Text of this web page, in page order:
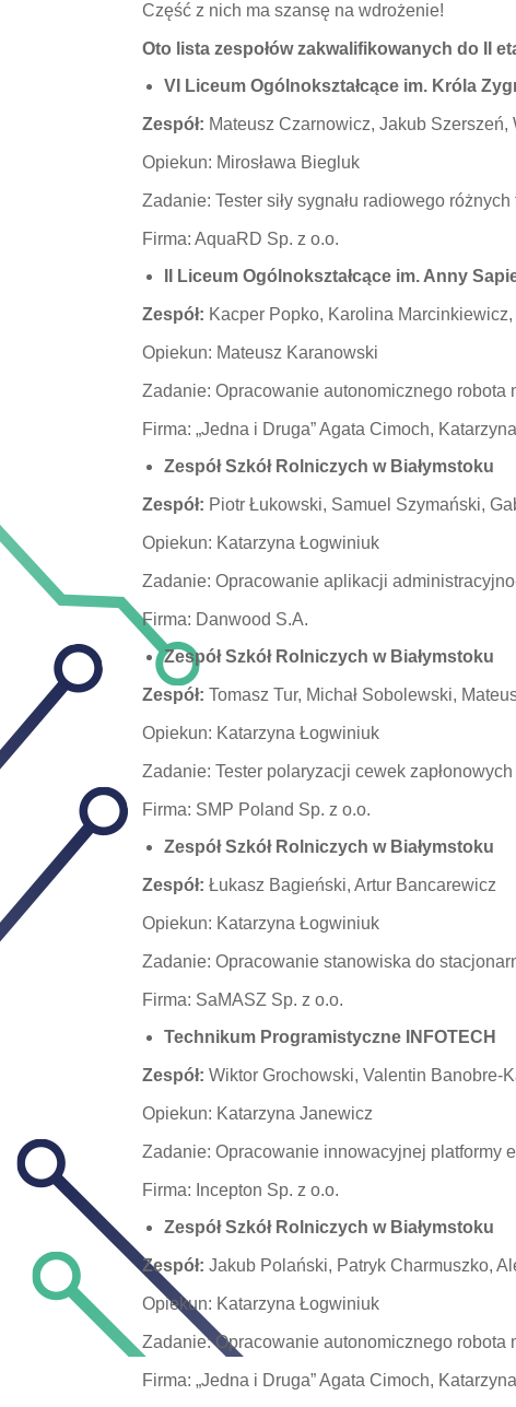
Część z nich ma szansę na wdrożenie!
Oto lista zespołów zakwalifikowanych do II
VI Liceum Ogólnokształcące im. Króla
Zespół: Mateusz Czarnowicz, Jakub
Opiekun: Mirosława Biegluk
Zadanie: Tester siły sygnału radiowego
Firma: AquaRD Sp. z o.o.
II Liceum Ogólnokształcące im. Anny
Zespół: Kacper Popko, Karolina
Opiekun: Mateusz Karanowski
Zadanie: Opracowanie autonomicznego robota
Firma: „Jedna i Druga” Agata Cimoch,
Zespół Szkół Rolniczych w Białymstoku
Zespół: Piotr Łukowski, Samuel Szymański,
Opiekun: Katarzyna Łogwiniuk
Zadanie: Opracowanie aplikacji
Firma: Danwood S.A.
Zespół Szkół Rolniczych w Białymstoku
Zespół: Tomasz Tur, Michał Sobolewski,
Opiekun: Katarzyna Łogwiniuk
Zadanie: Tester polaryzacji cewek zapłonowych
Firma: SMP Poland Sp. z o.o.
Zespół Szkół Rolniczych w Białymstoku
Zespół: Łukasz Bagieński, Artur Bancarewicz
Opiekun: Katarzyna Łogwiniuk
Zadanie: Opracowanie stanowiska do
Firma: SaMASZ Sp. z o.o.
Technikum Programistyczne INFOTECH
Zespół: Wiktor Grochowski, Valentin Banobre-
Opiekun: Katarzyna Janewicz
Zadanie: Opracowanie innowacyjnej platformy
Firma: Incepton Sp. z o.o.
Zespół Szkół Rolniczych w Białymstoku
Zespół: Jakub Polański, Patryk Charmuszko,
Opiekun: Katarzyna Łogwiniuk
Zadanie: Opracowanie autonomicznego robota
Firma: „Jedna i Druga” Agata Cimoch,